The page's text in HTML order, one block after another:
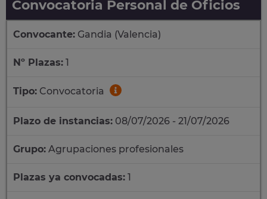
Convocatoria Personal de Oficios
Convocante: Gandia (Valencia)
Nº Plazas: 1
Tipo: Convocatoria
Plazo de instancias: 08/07/2026 - 21/07/2026
Grupo: Agrupaciones profesionales
Plazas ya convocadas: 1